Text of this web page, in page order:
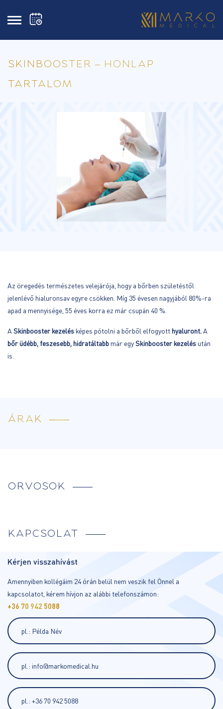
SKINBOOSTER – HONLAP
TARTALOM
Az öregedés természetes velejárója, hogy a bőrben születéstől
jelenlévő hialuronsav egyre csökken. Míg 35 évesen nagyjából 80%-ra
apad a mennyisége, 55 éves korra ez már csupán 40 %.
A Skinbooster kezelés képes pótolni a bőrből elfogyott hyaluront.A
bőr üdébb, feszesebb, hidratáltabb már egySkinbooster kezelés után
is.
ÁRAK
ORVOSOK
KAPCSOLAT
Kérjen visszahívást
Amennyiben kollégáim 24 órán belül nem veszik fel Önnel a
kapcsolatot, kérem hívjon az alábbi telefonszámon:
+36 70 942 5088